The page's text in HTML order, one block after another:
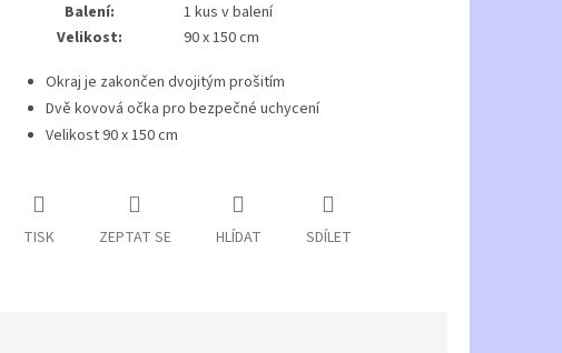
Balení:
1 kus v balení
Velikost:
90 x 150 cm
Okraj je zakončen dvojitým prošitím
Dvě kovová očka pro bezpečné uchycení
Velikost90 x 150 cm
TISK ZEPTAT SE HLÍDAT SDÍLET